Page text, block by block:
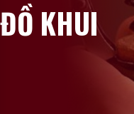
ĐỒ KHUI